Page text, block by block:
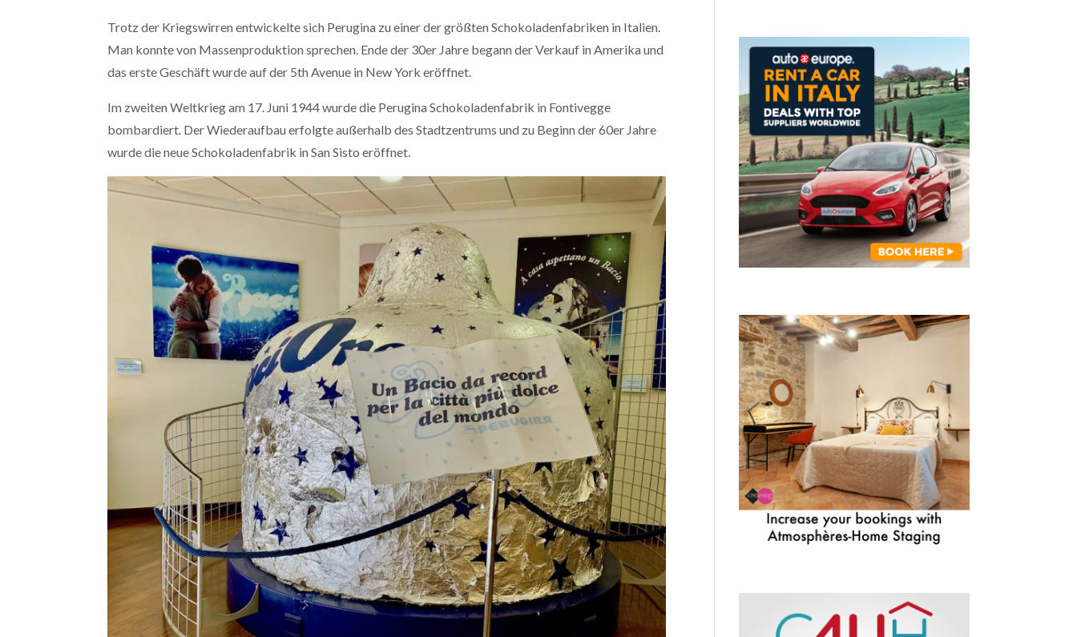
Trotz der Kriegswirren entwickelte sich Perugina zu einer der größten Schokoladenfabriken in Italien.
Man konnte von Massenproduktion sprechen. Ende der 30er Jahre begann der Verkauf in Amerika und
das erste Geschäft wurde auf der 5th Avenue in New York eröffnet.
Im zweiten Weltkrieg am 17. Juni 1944 wurde die Perugina Schokoladenfabrik in Fontivegge
bombardiert. Der Wiederaufbau erfolgte außerhalb des Stadtzentrums und zu Beginn der 60er Jahre
wurde die neue Schokoladenfabrik in San Sisto eröffnet.